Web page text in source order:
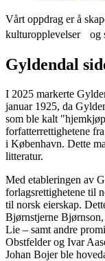
Vårt oppdrag er å
kulturopplevelser og
Gyldendal
I 2025 markerte
januar 1925, da
som ble kalt
forfatterrettighetene
i København. Dette
litteratur.
Med etableringen av
forlagsrettighetene til
til norsk eierskap.
Bjørnstjerne
Lie – samt andre
Obstfelder og Ivar
Johan Bojer ble